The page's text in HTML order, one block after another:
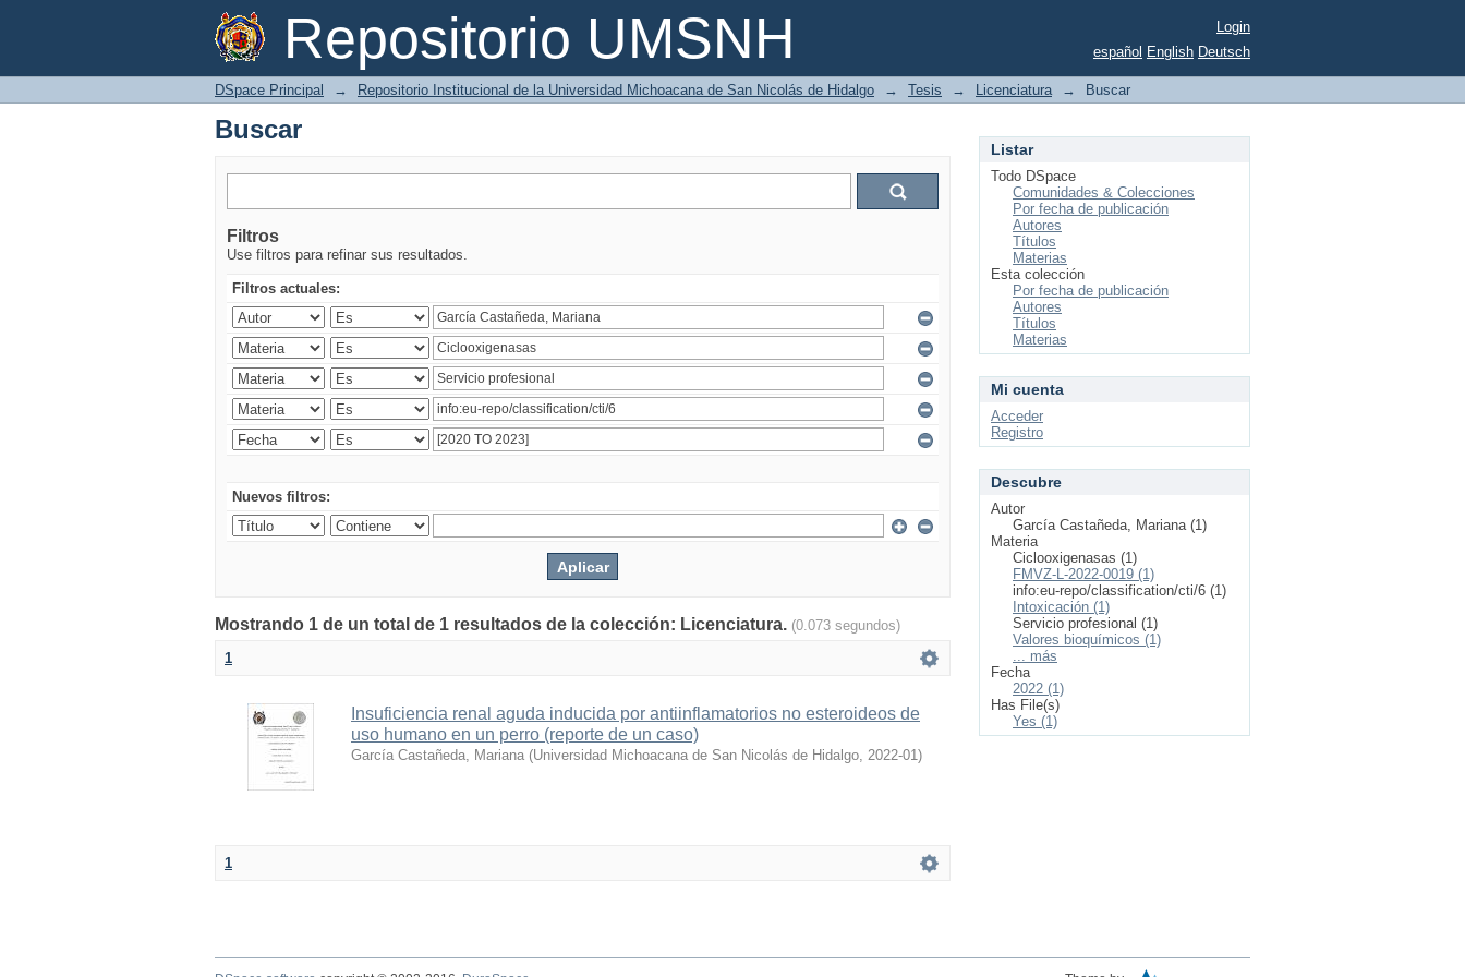
Repositorio UMSNH
Buscar
Login
español English Deutsch
DSpace Principal → Repositorio Institucional de la Universidad Michoacana de San Nicolás de Hidalgo → Tesis → Licenciatura → Buscar
Buscar
Filtros
Use filtros para refinar sus resultados.
Filtros actuales:
Nuevos filtros:
Mostrando 1 de un total de 1 resultados de la colección: Licenciatura. (0.073 segundos)
1
Insuficiencia renal aguda inducida por antiinflamatorios no esteroideos de
uso humano en un perro (reporte de un caso)
García Castañeda, Mariana (Universidad Michoacana de San Nicolás de Hidalgo, 2022-01)
1
Listar
Todo DSpace
Comunidades & Colecciones
Por fecha de publicación
Autores
Títulos
Materias
Esta colección
Por fecha de publicación
Autores
Títulos
Materias
Mi cuenta
Acceder
Registro
Descubre
Autor
García Castañeda, Mariana (1)
Materia
Ciclooxigenasas (1)
FMVZ-L-2022-0019 (1)
info:eu-repo/classification/cti/6 (1)
Intoxicación (1)
Servicio profesional (1)
Valores bioquímicos (1)
... más
Fecha
2022 (1)
Has File(s)
Yes (1)